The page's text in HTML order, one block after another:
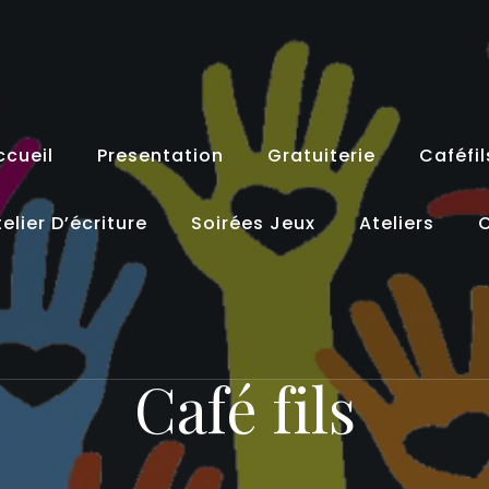
Presentation Gratuiterie
D’écriture Soirées Jeux Ateliers
Café fils